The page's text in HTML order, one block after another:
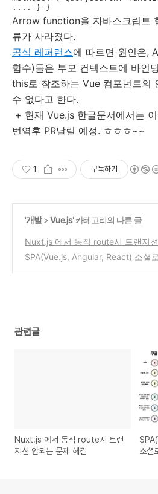
.... } }
Arrow function을 자바스크립트
류가 사라졌다.
공식 레퍼런스에 따르면 원인은,
함수)들은 부모 컨텍스트에 바인
this로 참조하는 Vue 컴포넌트의
수 없다고 한다.
+ 현재 Vue.js 한글문서에서는
번역후 PR날릴 예정. ㅎㅎㅎ~~
1 구독하기
'개발>Vue.js' 카테고리의 다른 글
Nuxt.js 에서 동적 route시 트랜지
제 해결
(0)
SPA(Vue.js, Angular, React) 소셜
관련글
Nuxt.js 에서 동적 route시 트랜
지션 안되는 문제 해결
소셜